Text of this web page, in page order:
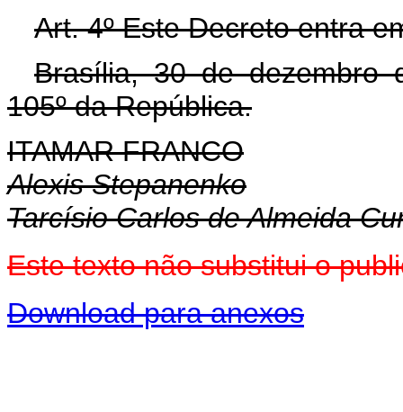
Art. 4º Este Decreto entra
Brasília, 30 de dezembro
105º da República.
ITAMAR FRANCO
Alexis Stepanenko
Tarcísio Carlos de Almeida
Este texto não substitui o
Download para anexos